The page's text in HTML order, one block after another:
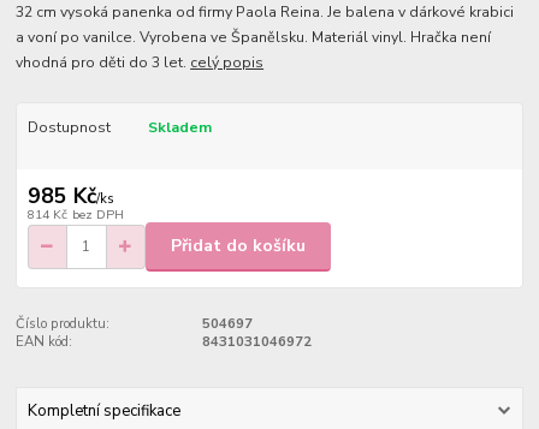
32 cm vysoká panenka od firmy Paola Reina. Je balena v dárkové krabici
a voní po vanilce. Vyrobena ve Španělsku. Materiál vinyl. Hračka není
vhodná pro děti do 3 let. celý popis
Dostupnost Skladem
985 Kč/ks
814 Kč bez DPH
Přidat do košíku
Číslo produktu:
504697
EAN kód:
8431031046972
Kompletní specifikace